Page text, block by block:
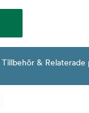
Tillbehör & Relaterade